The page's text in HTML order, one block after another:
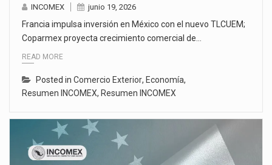
INCOMEX junio 19, 2026
Francia impulsa inversión en México con el nuevo TLCUEM;
Coparmex proyecta crecimiento comercial de…
READ MORE
Posted in Comercio Exterior, Economía,
Resumen INCOMEX, Resumen INCOMEX